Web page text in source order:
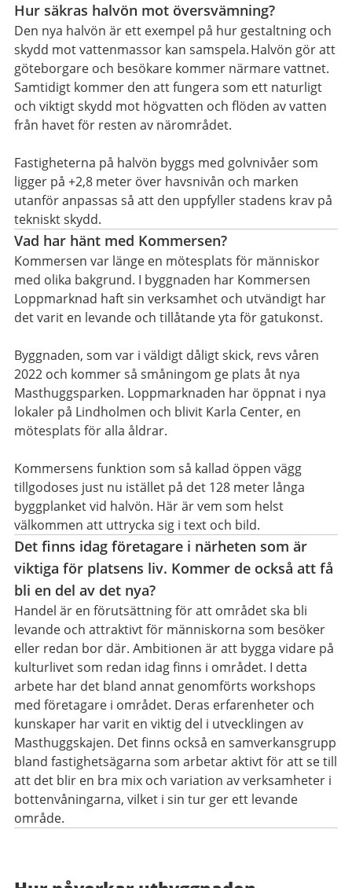
Hur säkras halvön mot översvämning?
Den nya halvön är ett exempel på hur gestaltning och
skydd mot vattenmassor kan samspela. Halvön gör att
göteborgare och besökare kommer närmare vattnet.
Samtidigt kommer den att fungera som ett naturligt
och viktigt skydd mot högvatten och flöden av vatten
från havet för resten av närområdet.
Fastigheterna på halvön byggs med golvnivåer som
ligger på +2,8 meter över havsnivån och marken
utanför anpassas så att den uppfyller stadens krav på
tekniskt skydd.
Vad har hänt med Kommersen?
Kommersen var länge en mötesplats för människor
med olika bakgrund. I byggnaden har Kommersen
Loppmarknad haft sin verksamhet och utvändigt har
det varit en levande och tillåtande yta för gatukonst.
Byggnaden, som var i väldigt dåligt skick, revs våren
2022 och kommer så småningom ge plats åt nya
Masthuggsparken. Loppmarknaden har öppnat i nya
lokaler på Lindholmen och blivit Karla Center, en
mötesplats för alla åldrar.
Kommersens funktion som så kallad öppen vägg
tillgodoses just nu istället på det 128 meter långa
byggplanket vid halvön. Här är vem som helst
välkommen att uttrycka sig i text och bild.
Det finns idag företagare i närheten som är
viktiga för platsens liv. Kommer de också att få
bli en del av det nya?
Handel är en förutsättning för att området ska bli
levande och attraktivt för människorna som besöker
eller redan bor där. Ambitionen är att bygga vidare på
kulturlivet som redan idag finns i området. I detta
arbete har det bland annat genomförts workshops
med företagare i området. Deras erfarenheter och
kunskaper har varit en viktig del i utvecklingen av
Masthuggskajen. Det finns också en samverkansgrupp
bland fastighetsägarna som arbetar aktivt för att se till
att det blir en bra mix och variation av verksamheter i
bottenvåningarna, vilket i sin tur ger ett levande
område.